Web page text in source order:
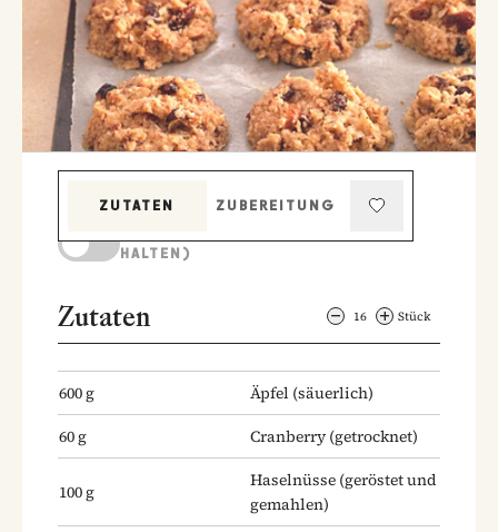
ZUTATEN
ZUBEREITUNG
HALTEN)
Zutaten 16 Stück
600g Äpfel (säuerlich)
60g Cranberry (getrocknet)
100g
Haselnüsse (geröstet und
gemahlen)